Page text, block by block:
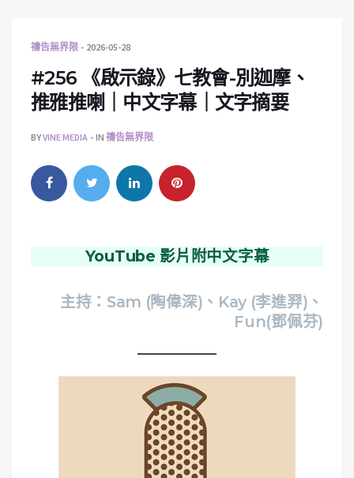
禱告無界限 2026-05-28
#256 《啟示錄》七教會-別迦摩、
推雅推喇｜中文字幕｜文字摘要
BYVINE MEDIA IN 禱告無界限
YouTube 影片附中文字幕
主持：Sam (陶偉深)、Kay (李進羿)、
Fun(鄧佩芬)